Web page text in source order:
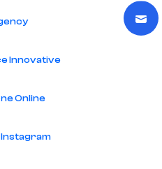
Innovative
Online
Instagram